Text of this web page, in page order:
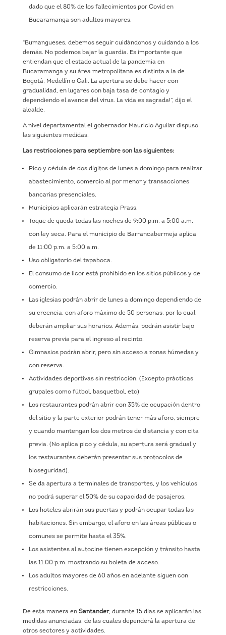
dado que el 80% de los fallecimientos por Covid en
Bucaramanga son adultos mayores.
“Bumangueses, debemos seguir cuidándonos y cuidando a los
demás. No podemos bajar la guardia. Es importante que
entiendan que el estado actual de la pandemia en
Bucaramanga y su área metropolitana es distinta a la de
Bogotá, Medellín o Cali. La apertura se debe hacer con
gradualidad, en lugares con baja tasa de contagio y
dependiendo el avance del virus. La vida es sagrada!”, dijo el
alcalde.
A nivel departamental el gobernador Mauricio Aguilar dispuso
las siguientes medidas.
Las restricciones para septiembre son las siguientes:
Pico y cédula de dos dígitos de lunes a domingo para realizar
abastecimiento, comercio al por menor y transacciones
bancarias presenciales.
Municipios aplicarán estrategia Prass.
Toque de queda todas las noches de 9:00 p.m. a 5:00 a.m.
con ley seca. Para el municipio de Barrancabermeja aplica
de 11:00 p.m. a 5:00 a.m.
Uso obligatorio del tapaboca.
El consumo de licor está prohibido en los sitios públicos y de
comercio.
Las iglesias podrán abrir de lunes a domingo dependiendo de
su creencia, con aforo máximo de 50 personas, por lo cual
deberán ampliar sus horarios. Además, podrán asistir bajo
reserva previa para el ingreso al recinto.
Gimnasios podrán abrir, pero sin acceso a zonas húmedas y
con reserva.
Actividades deportivas sin restricción. (Excepto prácticas
grupales como fútbol, basquetbol, etc)
Los restaurantes podrán abrir con 35% de ocupación dentro
del sitio y la parte exterior podrán tener más aforo, siempre
y cuando mantengan los dos metros de distancia y con cita
previa. (No aplica pico y cédula, su apertura será gradual y
los restaurantes deberán presentar sus protocolos de
bioseguridad).
Se da apertura a terminales de transportes, y los vehículos
no podrá superar el 50% de su capacidad de pasajeros.
Los hoteles abrirán sus puertas y podrán ocupar todas las
habitaciones. Sin embargo, el aforo en las áreas públicas o
comunes se permite hasta el 35%.
Los asistentes al autocine tienen excepción y tránsito hasta
las 11:00 p.m. mostrando su boleta de acceso.
Los adultos mayores de 60 años en adelante siguen con
restricciones.
De esta manera en Santander, durante 15 días se aplicarán las
medidas anunciadas, de las cuales dependerá la apertura de
otros sectores y actividades.